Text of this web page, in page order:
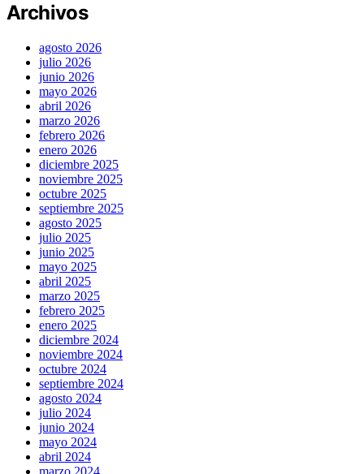
Archivos
agosto 2026
julio 2026
junio 2026
mayo 2026
abril 2026
marzo 2026
febrero 2026
enero 2026
diciembre 2025
noviembre 2025
octubre 2025
septiembre 2025
agosto 2025
julio 2025
junio 2025
mayo 2025
abril 2025
marzo 2025
febrero 2025
enero 2025
diciembre 2024
noviembre 2024
octubre 2024
septiembre 2024
agosto 2024
julio 2024
junio 2024
mayo 2024
abril 2024